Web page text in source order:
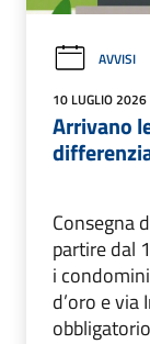
AVVISI
10 LUGLIO 2026
Arrivano
Consegna
partire dal
i
d’oro e via